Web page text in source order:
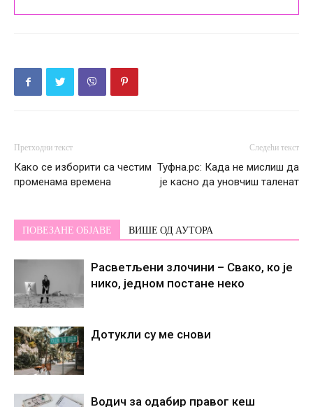
Претходни текст
Како се изборити са честим
променама времена
Следећи текст
Туфна.рс: Када не мислиш да
је касно да уновчиш таленат
ПОВЕЗАНЕ ОБЈАВЕ ВИШЕ ОД АУТОРА
Расветљени злочини – Свако, ко је
нико, једном постане некo
Дотукли су ме снови
Водич за одабир правог кеш